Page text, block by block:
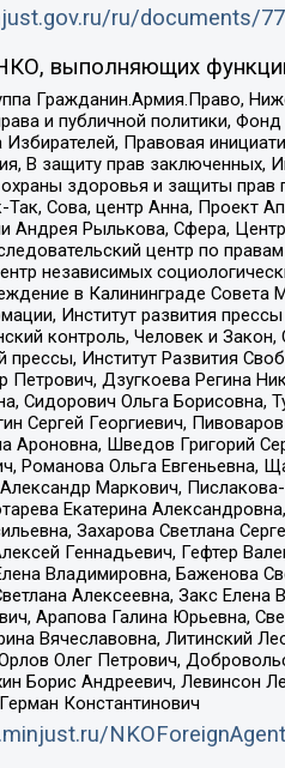
ru/documents/
выполняющих
Гражданин.Армия.Право,
и публичной политики,
Избирателей, Правовая
В защиту прав заключенных,
здоровья и защиты
Так, Сова, центр Анна, Проект
Андрея Рылькова, Сфера,
центр по
независимых
в Калининграде
Институт развития
контроль, Человек и
прессы, Институт Развития
Петрович, Дзугкоева Регина
Сидорович Ольга Борисовна,
Сергей Георгиевич,
Ароновна, Шведов Григорий
Романова Ольга Евгеньевна,
Маркович,
Екатерина
Захарова Светлана
Геннадьевич, Гефтер
Владимировна, Баженова
Алексеевна, Закс
Арапова Галина Юрьевна,
Вячеславовна, Литинский
Олег Петрович,
Борис Андреевич, Левинсон
Константинович